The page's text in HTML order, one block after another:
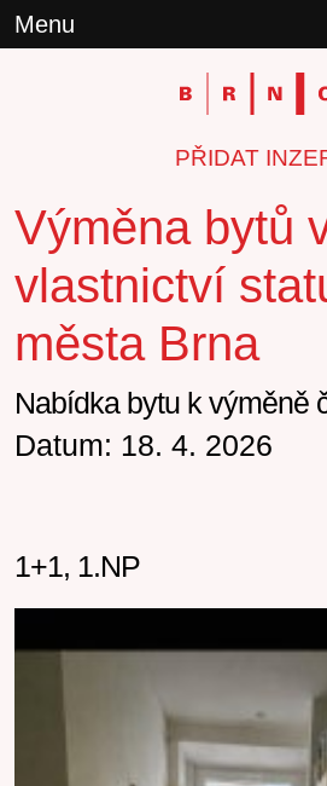
Menu
PŘIDAT
Výměna bytů
vlastnictví
města Brna
Nabídka bytu k výměně
Datum: 18. 4. 2026
1+1, 1.NP